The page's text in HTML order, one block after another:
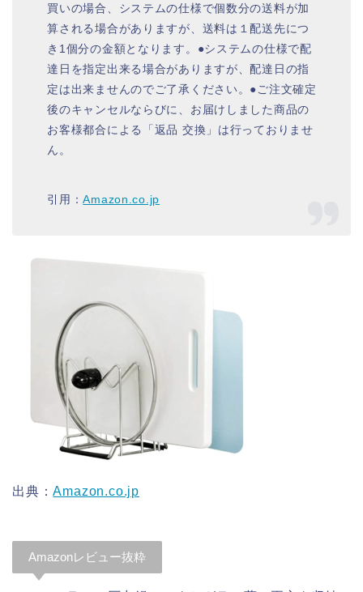
買いの場合、システムの仕様で個数分の送料が加
算される場合がありますが、送料は１配送先につ
き1個分の金額となります。●システムの仕様で配
達日を指定出来る場合がありますが、配達日の指
定は出来ませんのでご了承ください。●ご注文確定
後のキャンセルならびに、お届けしました商品の
お客様都合による「返品 交換」は行っておりませ
ん。
引用：Amazon.co.jp
出典：Amazon.co.jp
Amazonレビュー抜粋